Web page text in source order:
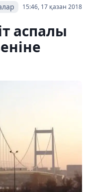
15:46, 17 қазан 2018
аспалы